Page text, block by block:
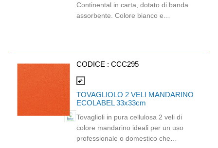
Continental in carta, dotato di banda
assorbente. Colore bianco e
calore.Ideale per mantenere gli
standard di pulizia nelle cucine
professionali, evitando l'accumulo di
sporco. Adatto per l'uso in cucine,
panetterie o eventi culinari, combina
funzionalità e stile. Altezza 230 mm.
CODICE : CCC295
compare_arrows
TOVAGLIOLO 2 VELI MANDARINO
ECOLABEL 33x33cm
Tovaglioli in pura cellulosa 2 veli di
colore mandarino ideali per un uso
professionale o domestico che